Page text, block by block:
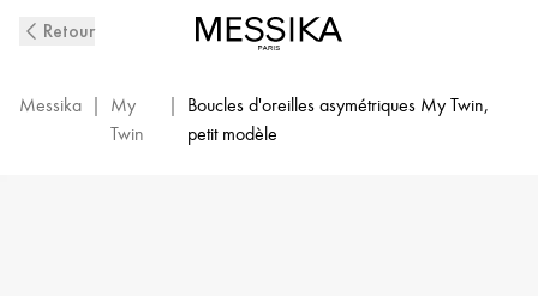
D'Oreilles
Retour
Messika |
My
Twin
|
Boucles d'oreilles asymétriques My Twin,
petit modèle